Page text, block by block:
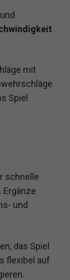
und
mit
Spiel
schnelle
Ergänze
und
das Spiel
flexibel auf